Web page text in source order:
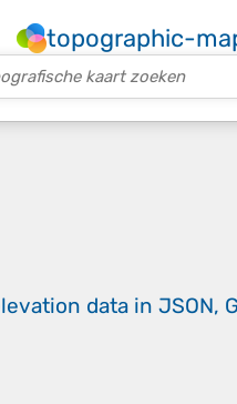
topographic-
data in JSON,